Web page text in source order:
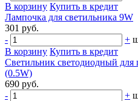
В корзину Купить в кредит
Лампочка для светильника 9W
301 руб.
-
+
В корзину Купить в кредит
Светильник светодиодный
(0.5W)
690 руб.
-
+